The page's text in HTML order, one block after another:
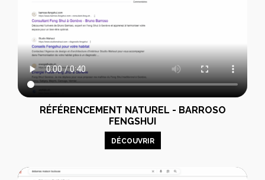
RÉFÉRENCEMENT NATUREL - BARROSO
FENGSHUI
DÉCOUVRIR